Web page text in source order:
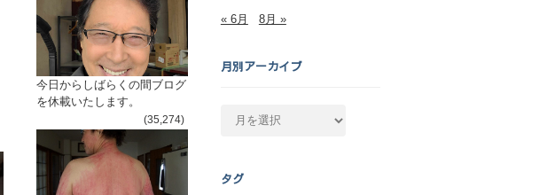
今日からしばらくの間ブログ
を休載いたします。
(35,274)
« 6月 8月 »
月別アーカイブ
カ
タグ